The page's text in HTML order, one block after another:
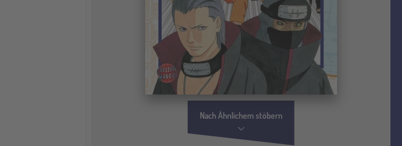
Nach Ähnlichem stöbern